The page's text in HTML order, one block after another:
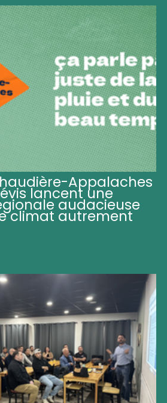
Appalaches
lancent une
audacieuse
climat autrement